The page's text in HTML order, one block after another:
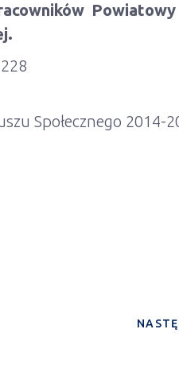
Społecznego 2014-